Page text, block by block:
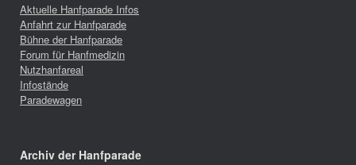
Aktuelle Hanfparade Infos
Anfahrt zur Hanfparade
Bühne der Hanfparade
Forum für Hanfmedizin
Nutzhanfareal
Infostände
Paradewagen
Archiv der Hanfparade